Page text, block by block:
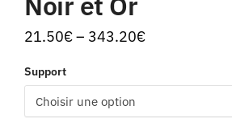
21.50€– 343.20€
Support